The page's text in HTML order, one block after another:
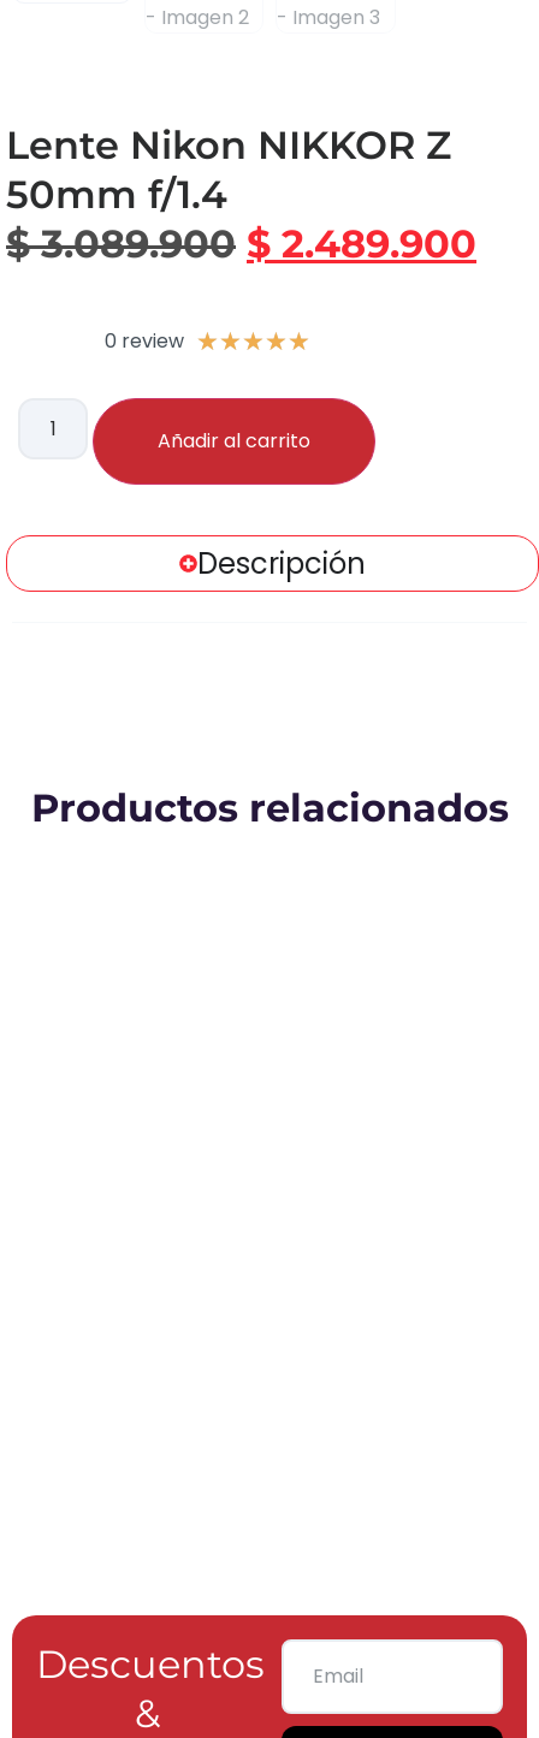
Lente Nikon NIKKOR Z
50mm f/1.4
$3.089.900 $ 2.489.900
0 review ★★★★★
Añadir al carrito
Descripción
Productos relacionados
Descuentos
&